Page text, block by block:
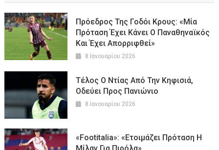
Πρόεδρος Της Γοδόι Κρους: «Μία
Πρόταση Έχει Κάνει Ο Παναθηναϊκός
Και Έχει Απορριφθεί»
8 Ιανουαρίου 2026
Τέλος Ο Ντίας Από Την Κηφισιά,
Οδεύει Προς Πανιώνιο
8 Ιανουαρίου 2026
«Footitalia»: «Ετοιμάζει Πρόταση Η